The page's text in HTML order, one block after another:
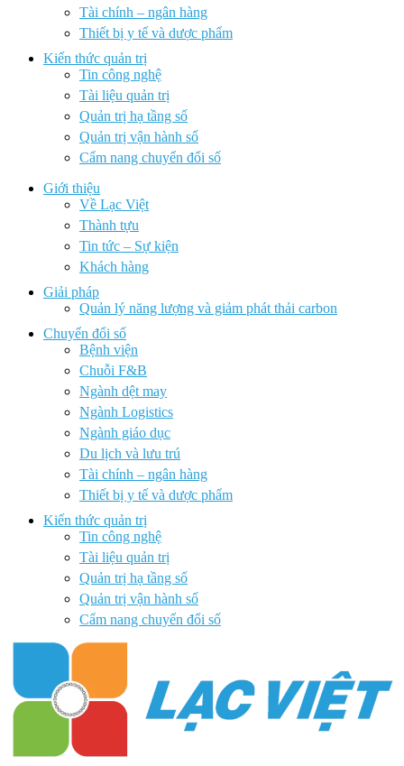
Tài chính – ngân hàng
Thiết bị y tế và dược phẩm
Kiến thức quản trị
Tin công nghệ
Tài liệu quản trị
Quản trị hạ tầng số
Quản trị vận hành số
Cẩm nang chuyển đổi số
Giới thiệu
Về Lạc Việt
Thành tựu
Tin tức – Sự kiện
Khách hàng
Giải pháp
Quản lý năng lượng và giảm phát thải carbon
Chuyển đổi số
Bệnh viện
Chuỗi F&B
Ngành dệt may
Ngành Logistics
Ngành giáo dục
Du lịch và lưu trú
Tài chính – ngân hàng
Thiết bị y tế và dược phẩm
Kiến thức quản trị
Tin công nghệ
Tài liệu quản trị
Quản trị hạ tầng số
Quản trị vận hành số
Cẩm nang chuyển đổi số